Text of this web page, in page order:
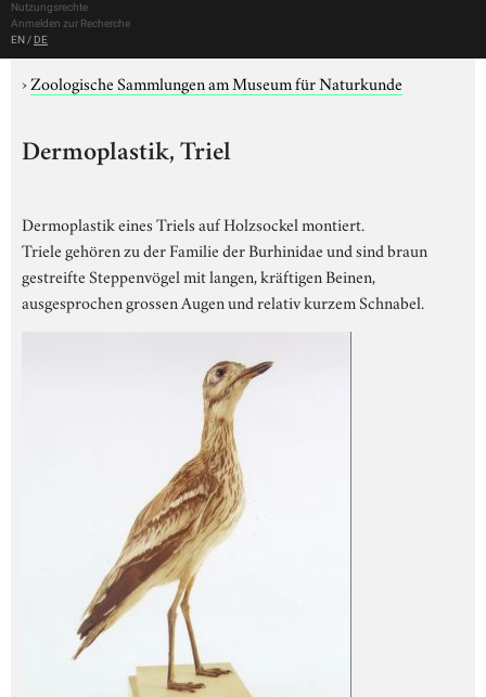
Nutzungsrechte
Anmelden zur Recherche
EN / DE
›Zoologische Sammlungen am Museum für Naturkunde
Dermoplastik, Triel
Dermoplastik eines Triels auf Holzsockel montiert.
Triele gehören zu der Familie der Burhinidae und sind braun
gestreifte Steppenvögel mit langen, kräftigen Beinen,
ausgesprochen grossen Augen und relativ kurzem Schnabel.